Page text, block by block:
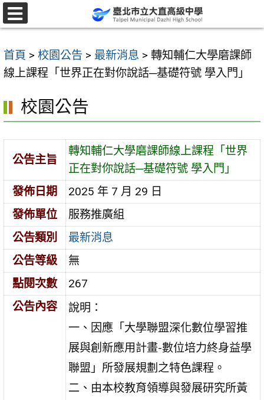
跳
至
要
內
區
首頁 > 校園公告 > 最新消息 > 轉知輔仁大學磨課師
線上課程「世界正在對你說話─基礎符號 學入門」
校園公告
公告主旨
轉知輔仁大學磨課師線上課程「世界
正在對你說話─基礎符號 學入門」
發佈日期
2025 年 7 月 29 日
發佈單位
服務推廣組
公告類別
最新消息
公告等級
無
點閱次數
267
公告內容
說明：
一、因應「大學聯盟深化數位學習推
展與創新應用計畫-數位培力終身益學
聯盟」所發展規劃之特色課程。
二、由本校教育領導與發展研究所黃
選
單